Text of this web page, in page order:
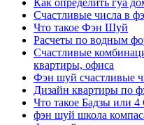
Как определить гуа
Счастливые числа в
Что такое Фэн Шуй
Расчеты по водным
Счастливые
квартиры, офиса
Фэн шуй счастливые
Дизайн квартиры по
Что такое Бадзы или 4
фэн шуй школа